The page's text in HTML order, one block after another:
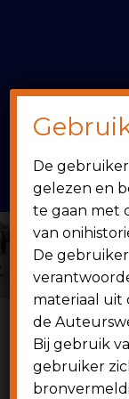
inhoud
sidebar
Rechts
De
gelezen en
te gaan met
van
De
materiaal uit
de
Bij gebruik
gebruiker